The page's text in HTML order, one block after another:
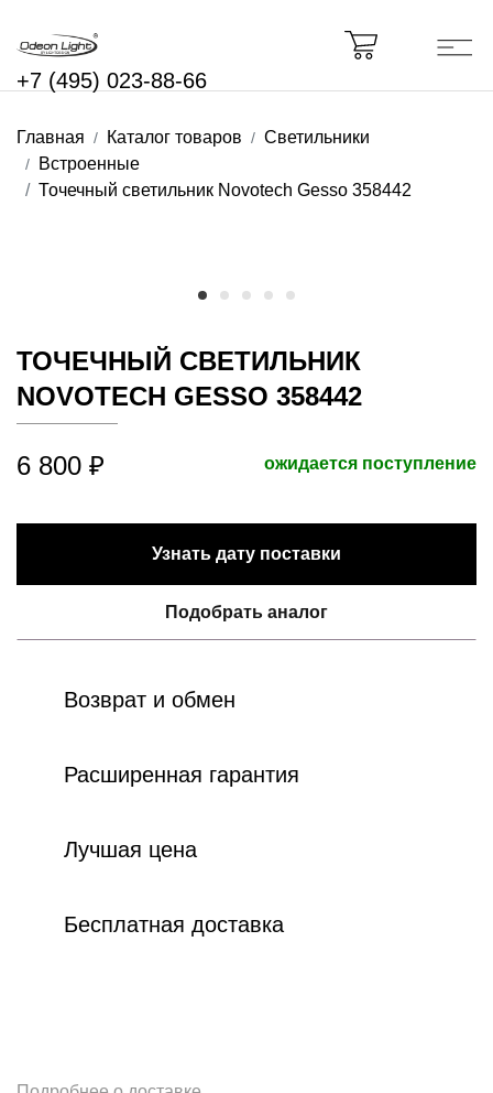
+7 (495) 023-88-66
Главная Каталог товаров
Светильники
Встроенные
Точечный светильник Novotech Gesso 358442
ТОЧЕЧНЫЙ СВЕТИЛЬНИК
NOVOTECH GESSO 358442
6 800 ₽ ожидается поступление
Узнать дату поставки
Подобрать аналог
Возврат и обмен
Расширенная гарантия
Лучшая цена
Бесплатная доставка